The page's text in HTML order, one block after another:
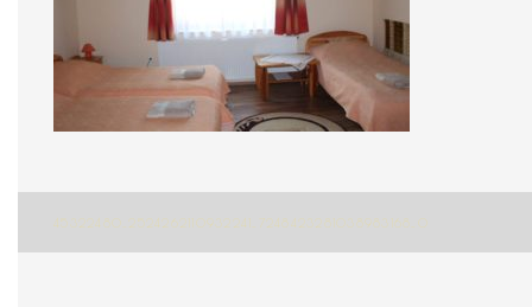
Bejegyzés
45322480_2524262110932241_7248423281038983168_O